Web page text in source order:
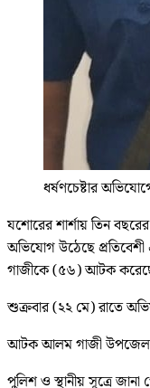
ধর্ষণচেষ্টার
যশোরের শার্শায় তিন
অভিযোগ উঠেছে
গাজীকে (৫৬) আটক করেছে
শুক্রবার (২২ মে) রাতে
আটক আলম গাজী উপজেলার
পুলিশ ও স্থানীয় সূত্রে